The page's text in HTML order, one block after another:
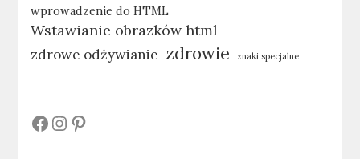
wprowadzenie do HTML
Wstawianie obrazków html
zdrowe odżywianie zdrowie znaki specjalne
# # #